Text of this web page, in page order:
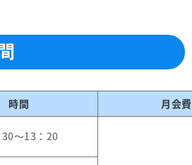
時間 月会費
〜13：20